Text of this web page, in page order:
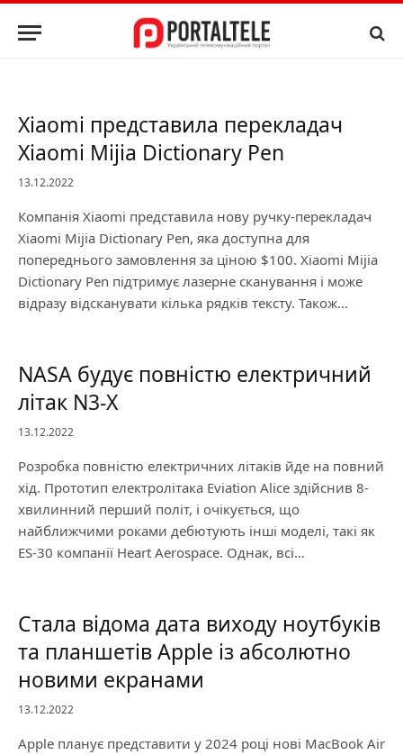
Xiaomi представила перекладач
Xiaomi Mijia Dictionary Pen
13.12.2022
Компанія Xiaomi представила нову ручку-перекладач
Xiaomi Mijia Dictionary Pen, яка доступна для
попереднього замовлення за ціною $100. Xiaomi Mijia
Dictionary Pen підтримує лазерне сканування і може
відразу відсканувати кілька рядків тексту. Також…
NASA будує повністю електричний
літак N3-X
13.12.2022
Розробка повністю електричних літаків йде на повний
хід. Прототип електролітака Eviation Alice здійснив 8-
хвилинний перший політ, і очікується, що
найближчими роками дебютують інші моделі, такі як
ES-30 компанії Heart Aerospace. Однак, всі…
Стала відома дата виходу ноутбуків
та планшетів Apple із абсолютно
новими екранами
13.12.2022
Apple планує представити у 2024 році нові MacBook Air